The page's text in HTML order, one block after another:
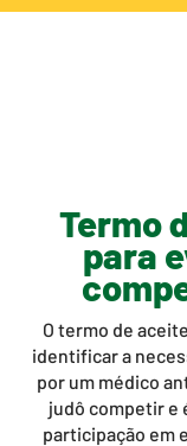
Termo
para
O termo de
identificar a
por um médico
judô competir e
participação em